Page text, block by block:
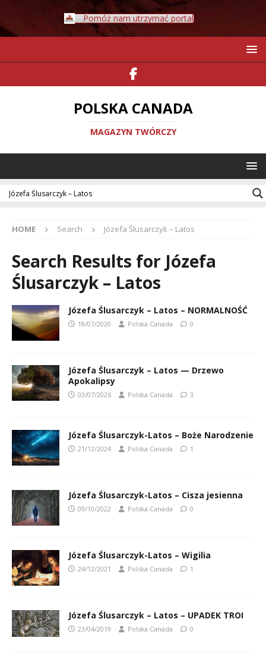
Pomóż nam utrzymać portal
POLSKA CANADA
MAGAZYN TWÓRCZY
HOME Search Józefa Ślusarczyk – Latos
Search Results for Józefa
Ślusarczyk – Latos
Józefa Ślusarczyk – Latos – NORMALNOŚĆ
18/07/2020 Polska Canada 0
Józefa Ślusarczyk – Latos — Drzewo
Apokalipsy
03/07/2026 Polska Canada 3
Józefa Ślusarczyk-Latos – Boże Narodzenie
21/12/2024 Polska Canada 1
Józefa Ślusarczyk-Latos – Cisza jesienna
09/10/2022 Polska Canada 0
Józefa Ślusarczyk-Latos – Wigilia
24/12/2021 Polska Canada 1
Józefa Ślusarczyk – Latos – UPADEK TROI
23/04/2019 Polska Canada 0